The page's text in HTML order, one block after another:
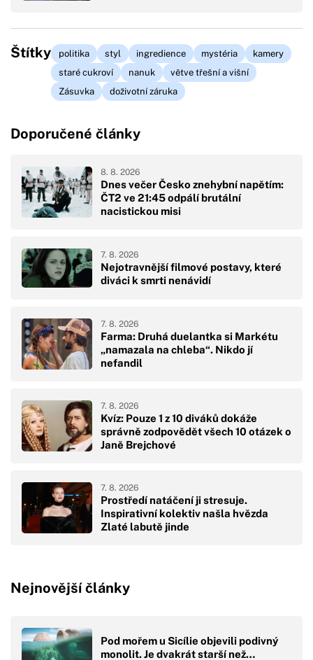
Štítky politika styl ingredience mystéria
kamery
staré cukroví
nanuk
větve třešní a višní
Zásuvka
doživotní záruka
Doporučené články
Dnes večer Česko znehybní napětím:
ČT2 ve 21:45 odpálí brutální
nacistickou misi
8. 8. 2026
Nejotravnější filmové postavy, které
diváci k smrti nenávidí
7. 8. 2026
Farma: Druhá duelantka si Markétu
„namazala na chleba“. Nikdo jí
nefandil
7. 8. 2026
Kvíz: Pouze 1 z 10 diváků dokáže
správně zodpovědět všech 10 otázek o
Janě Brejchové
7. 8. 2026
Prostředí natáčení ji stresuje.
Inspirativní kolektiv našla hvězda
Zlaté labutě jinde
7. 8. 2026
Nejnovější články
Pod mořem u Sicílie objevili podivný
monolit. Je dvakrát starší než…